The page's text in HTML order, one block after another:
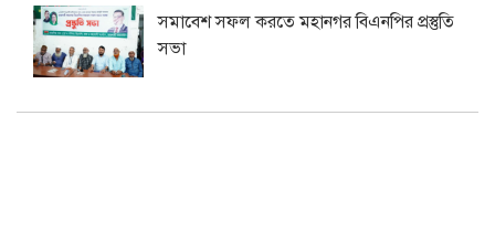
সমাবেশ সফল করতে মহানগর বিএনপির প্রস্তুতি
সভা